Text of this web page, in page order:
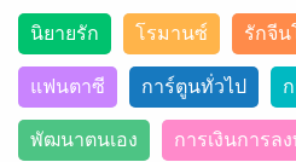
นิยายรัก โรมานซ์ รักจี
แฟนตาซี การ์ตูนทั่วไป
พัฒนาตนเอง การเงินการล